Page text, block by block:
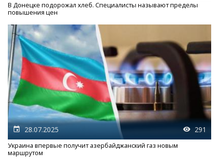
В Донецке подорожал хлеб. Специалисты называют пределы
повышения цен
28.07.2025 291
Украина впервые получит азербайджанский газ новым
маршрутом